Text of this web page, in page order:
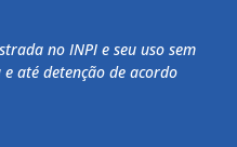
no INPI e seu uso sem
até detenção de acordo